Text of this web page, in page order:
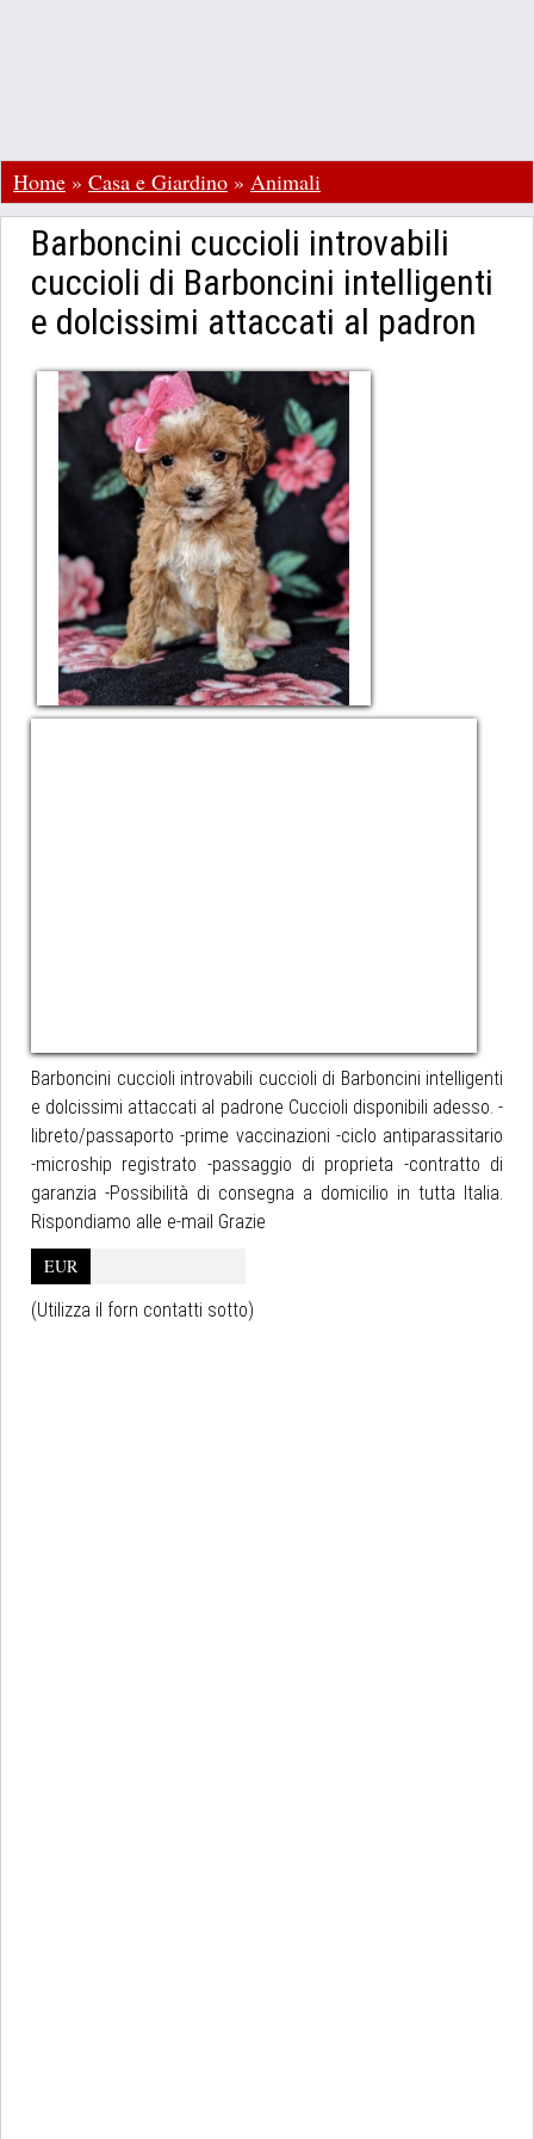
Home » Casa e Giardino » Animali
Barboncini cuccioli introvabili
cuccioli di Barboncini intelligenti
e dolcissimi attaccati al padron
Barboncini cuccioli introvabili cuccioli di Barboncini intelligenti
e dolcissimi attaccati al padrone Cuccioli disponibili adesso. -
libreto/passaporto -prime vaccinazioni -ciclo antiparassitario
-microship registrato -passaggio di proprieta -contratto di
garanzia -Possibilità di consegna a domicilio in tutta Italia.
Rispondiamo alle e-mail Grazie
EUR
(Utilizza il forn contatti sotto)